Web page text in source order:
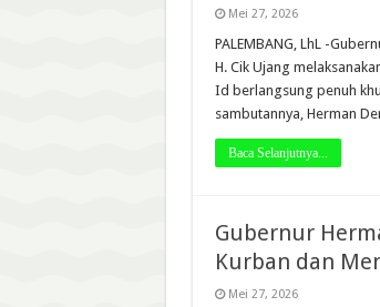
Mei 27, 2026
PALEMBANG, LhL -
H. Cik Ujang
Id berlangsung penuh
sambutannya, Herman
Baca Selanjutnya...
Gubernur
Kurban dan
Mei 27, 2026